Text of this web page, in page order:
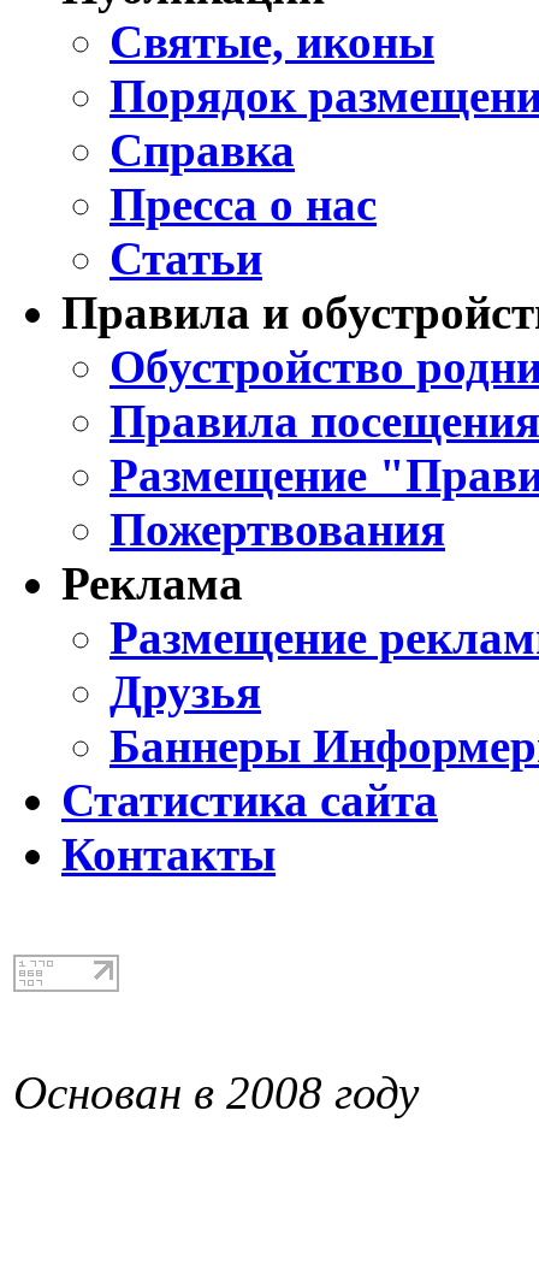
Святые, иконы
Порядок
Справка
Пресса о нас
Статьи
Правила и
Обустройство
Правила
Размещение
Пожертвования
Реклама
Размещение
Друзья
Баннеры
Статистика сайта
Контакты
Основан в 2008 году